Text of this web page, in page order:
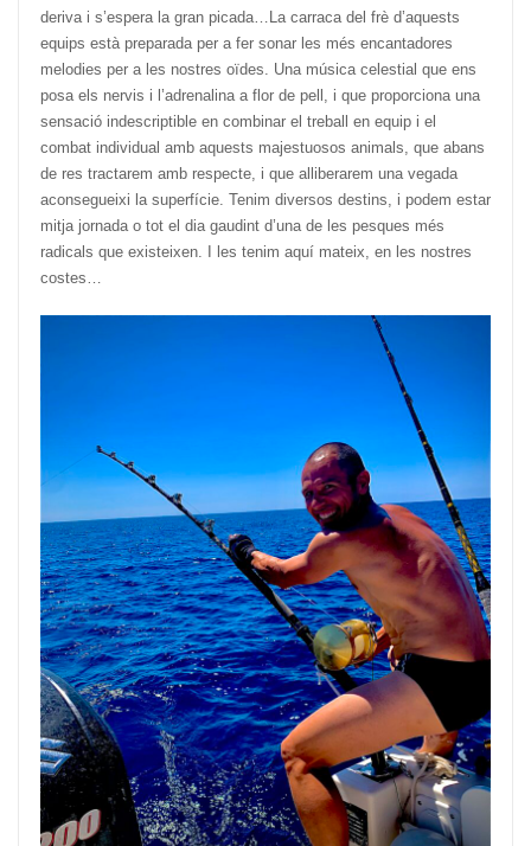
deriva i s’espera la gran picada…La carraca del frè d’aquests
equips està preparada per a fer sonar les més encantadores
melodies per a les nostres oïdes. Una música celestial que ens
posa els nervis i l’adrenalina a flor de pell, i que proporciona una
sensació indescriptible en combinar el treball en equip i el
combat individual amb aquests majestuosos animals, que abans
de res tractarem amb respecte, i que alliberarem una vegada
aconsegueixi la superfície. Tenim diversos destins, i podem estar
mitja jornada o tot el dia gaudint d’una de les pesques més
radicals que existeixen. I les tenim aquí mateix, en les nostres
costes…